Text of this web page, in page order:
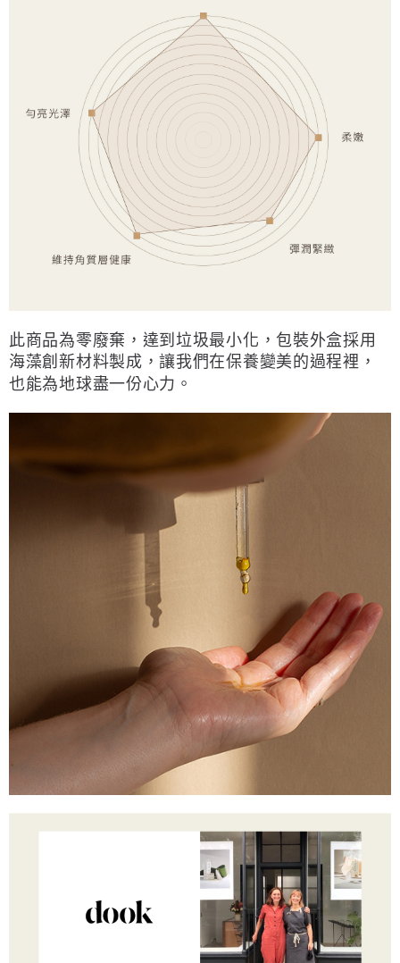
此商品為零廢棄，達到垃圾最小化，包裝外盒採用
海藻創新材料製成，讓我們在保養變美的過程裡，
也能為地球盡一份心力。